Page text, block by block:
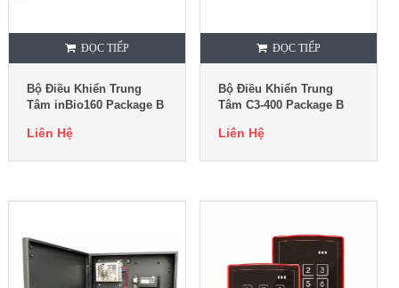
ĐỌC TIẾP
Bộ Điều Khiển Trung
Tâm inBio160 Package B
Liên Hệ
ĐỌC TIẾP
Bộ Điều Khiển Trung
Tâm C3-400 Package B
Liên Hệ